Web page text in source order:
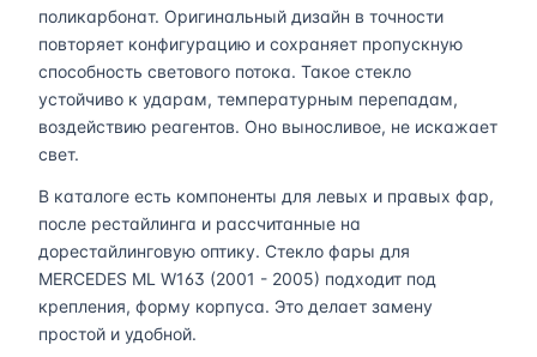
поликарбонат. Оригинальный дизайн в точности
повторяет конфигурацию и сохраняет пропускную
способность светового потока. Такое стекло
устойчиво к ударам, температурным перепадам,
воздействию реагентов. Оно выносливое, не искажает
свет.
В каталоге есть компоненты для левых и правых фар,
после рестайлинга и рассчитанные на
дорестайлинговую оптику. Стекло фары для
MERCEDES ML W163 (2001 - 2005) подходит под
крепления, форму корпуса. Это делает замену
простой и удобной.